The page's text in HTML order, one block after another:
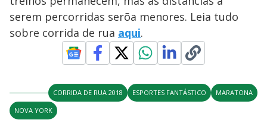
V
i
d
u
d
o
serem percorridas serõa menores. Leia tudo
sobre corrida de rua aqui.
CORRIDA DE RUA 2018 ESPORTES FANTÁSTICO
MARATONA
NOVA YORK